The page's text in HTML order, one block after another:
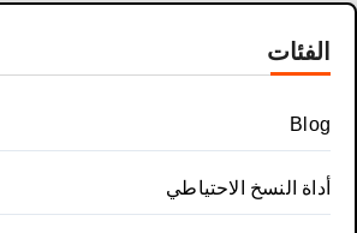
الفئات
Blog
أداة النسخ الاحتياطي